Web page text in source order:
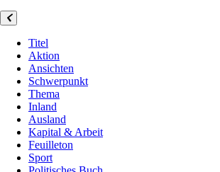
Titel
Aktion
Ansichten
Schwerpunkt
Thema
Inland
Ausland
Kapital & Arbeit
Feuilleton
Sport